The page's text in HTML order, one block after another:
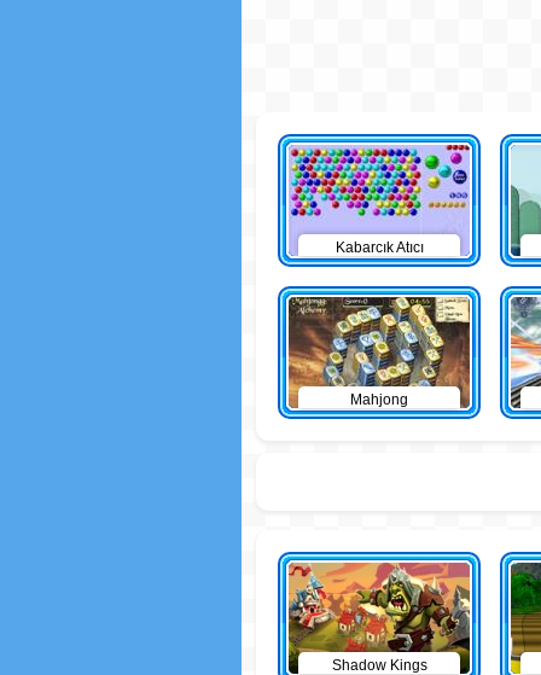
Kabarcık Atıcı
Mahjong
Shadow Kings